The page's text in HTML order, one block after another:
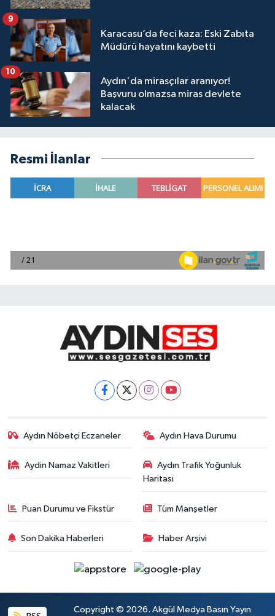
Karacasu’da feci kaza: Eski Zabıta
Müdürü hayatını kaybetti
9
Aydın'da mirasçılar aranıyor!
Başvuru olmazsa miras devlete
kalacak
10
Resmi İlanlar
Aydın Nöbetçi Eczaneler Aydın Hava Durumu
Aydin Namaz Vakitleri
Aydın Trafik Yoğunluk
Haritası
Puan Durumu ve Fikstür Tüm Manşetler
Son Dakika Haberleri Haber Arşivi
Copyright © 2026. Akgül Medya Basın Yayın